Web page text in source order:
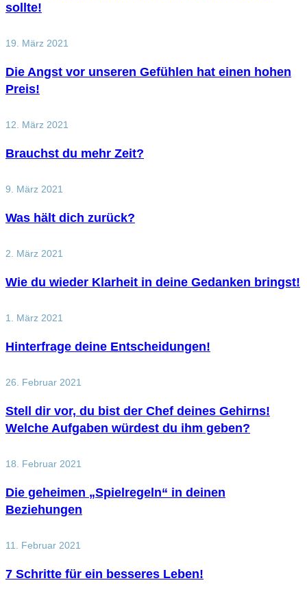
sollte!
19. März 2021
Die Angst vor unseren Gefühlen hat einen hohen
Preis!
12. März 2021
Brauchst du mehr Zeit?
9. März 2021
Was hält dich zurück?
2. März 2021
Wie du wieder Klarheit in deine Gedanken bringst!
1. März 2021
Hinterfrage deine Entscheidungen!
26. Februar 2021
Stell dir vor, du bist der Chef deines Gehirns!
Welche Aufgaben würdest du ihm geben?
18. Februar 2021
Die geheimen „Spielregeln“ in deinen
Beziehungen
11. Februar 2021
7 Schritte für ein besseres Leben!